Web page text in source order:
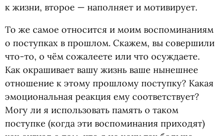
к жизни, второе — наполняет и мотивирует.
То же самое относится и моим воспоминаниям
о поступках в прошлом. Скажем, вы совершили
что-то, о чём сожалеете или что осуждаете.
Как окрашивает вашу жизнь ваше нынешнее
отношение к этому прошлому поступку? Какая
эмоциональная реакция ему соответствует?
Могу ли я использовать память о таком
поступке (когда эти воспоминания приходят)